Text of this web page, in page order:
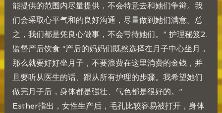
能提供的范围内尽量提供，不会特意去和她们争辩。我
们会采取心平气和的良好沟通，尽量做到她们满意。总
之，我们都是凭良心做事，不会亏待她们。” 护理秘笈2.
监督产后饮食 “产后的妈妈们既然选择在月子中心坐月，
那么就要好好坐月子，不要浪费在这里消费的金钱，并
且要听从医生的话、跟从所有护理的步骤。我希望她们
做完月子后，身体都是强壮、气色都是很好的。”
Esther指出，女性生产后，毛孔比较容易被打开，身体